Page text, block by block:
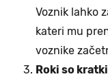
Voznik lahko
kateri mu
voznike
Roki so kratki